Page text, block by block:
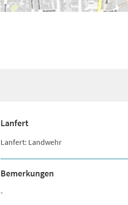
Lanfert
Lanfert: Landwehr
Bemerkungen
-